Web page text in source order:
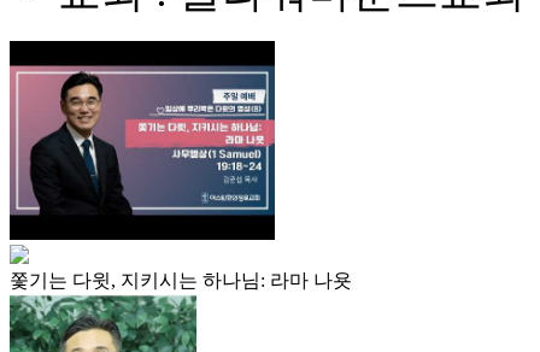
쫓기는 다윗, 지키시는 하나님: 라마 나욧